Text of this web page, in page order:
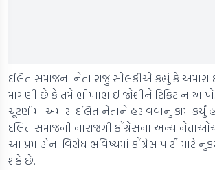
દલિત સમાજના નેતા રાજુ સોલંકીએ કહ્યું કે અમારા
માગણી છે કે તમે ભીખાભાઈ જોશીને ટિકિટ ન
ચૂંટણીમાં અમારા દલિત નેતાને હરાવવાનું કામ
દલિત સમાજની નારાજગી કોંગ્રેસના અન્ય
આ પ્રમાણેના વિરોધ ભવિષ્યમાં કોંગ્રેસ પાર્ટી માટે
શકે છે.